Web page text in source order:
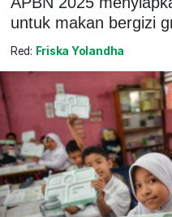
untuk makan bergizi
Red: Friska Yolandha